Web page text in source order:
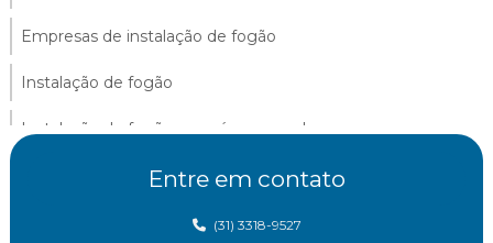
Empresas de instalação de fogão
Instalação de fogão
Instalação de fogão em gás encanado
Instalação fogão gn
Instalação de gás em belo horizonte
Entre em contato
(31) 3318-9527